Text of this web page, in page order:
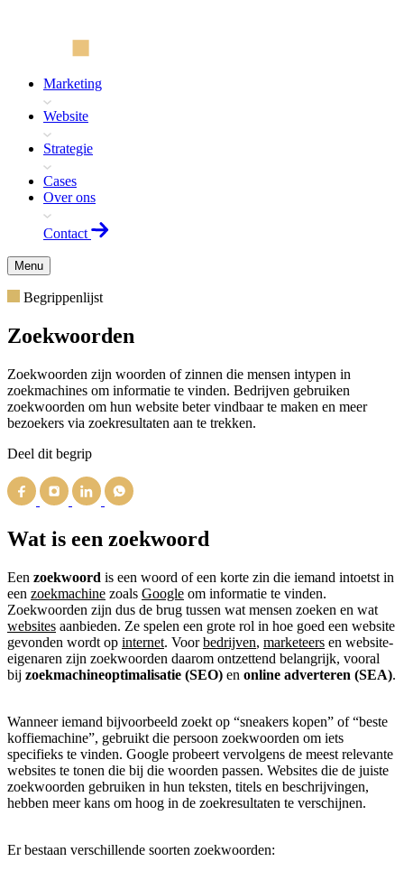
Marketing
Website
Strategie
Cases
Over ons
Contact
Menu
Begrippenlijst
Zoekwoorden
Zoekwoorden zijn woorden of zinnen die mensen intypen in
zoekmachines om informatie te vinden. Bedrijven gebruiken
zoekwoorden om hun website beter vindbaar te maken en meer
bezoekers via zoekresultaten aan te trekken.
Deel dit begrip
Wat is een zoekwoord
Een zoekwoord is een woord of een korte zin die iemand intoetst in
een zoekmachine zoals Google om informatie te vinden.
Zoekwoorden zijn dus de brug tussen wat mensen zoeken en wat
websites aanbieden. Ze spelen een grote rol in hoe goed een website
gevonden wordt op internet. Voorbedrijven, marketeers en website-
eigenaren zijn zoekwoorden daarom ontzettend belangrijk, vooral
bij zoekmachineoptimalisatie (SEO) en online adverteren (SEA).
Wanneer iemand bijvoorbeeld zoekt op “sneakers kopen” of “beste
koffiemachine”, gebruikt die persoon zoekwoorden om iets
specifieks te vinden. Google probeert vervolgens de meest relevante
websites te tonen die bij die woorden passen. Websites die de juiste
zoekwoorden gebruiken in hun teksten, titels en beschrijvingen,
hebben meer kans om hoog in de zoekresultaten te verschijnen.
Er bestaan verschillende soorten zoekwoorden: